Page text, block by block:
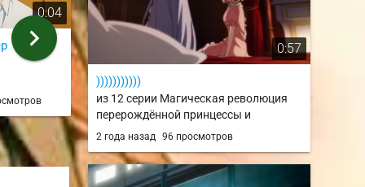
0:04 1:28
Город в котором меня нет.
Эндинг
из 3 серии
Nori-chi★
6 лет назад 122 просмотра
Совсем
из 8 серии
9 лет назад
chevron_right 0:57
)))))))))))
из 12 серии Магическая революция
перерождённой принцессы и
гениальной юной леди / Tensei Oujo to
2 года назад 96 просмотров